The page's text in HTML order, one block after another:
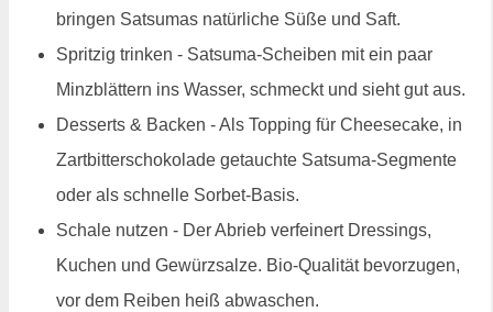
bringen Satsumas natürliche Süße und Saft.
Spritzig trinken - Satsuma-Scheiben mit ein paar
Minzblättern ins Wasser, schmeckt und sieht gut aus.
Desserts & Backen - Als Topping für Cheesecake, in
Zartbitterschokolade getauchte Satsuma-Segmente
oder als schnelle Sorbet-Basis.
Schale nutzen - Der Abrieb verfeinert Dressings,
Kuchen und Gewürzsalze. Bio-Qualität bevorzugen,
vor dem Reiben heiß abwaschen.